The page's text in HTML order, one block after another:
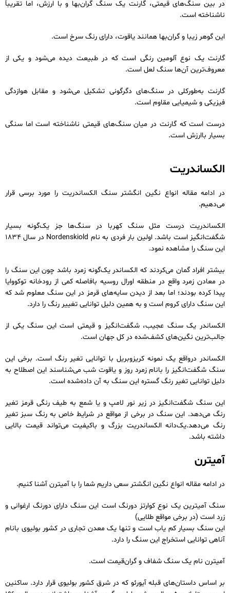
در بین سنگ‌های قیمتی، گارنت یک سنگ گران‌بها و با ارزش، اما تقریباً
ناشناخته است.
این گوهر زیبا و گران‌بها همانند یاقوت، دارای رنگ سرخ است.
گارنت یک نوع آلومین رنگی است که در طبیعت دیده می‌شود و یکی از
معروف‌ترین آن‌ها سنگ لعل است.
گارنت به‌طورکلی در سنگ‌های دگرگونی تشکیل می‌شود و مقابل هوازدگی
فیزیکی و شیمیایی مقاوم است.
درست است که گارنت در میان سنگ‌های قیمتی ناشناخته است اما سنگی
بسیار باارزش است.
الکساندریت
در ادامه مقاله انواع نگین انگشتر سنگ الکساندریت را مورد برسی قرار
می‌دهیم.
الکساندریت درست مثل سنگ کهربا در سنگ‌ها جز یک‌گونه بسیار
شگفت‌انگیز است باشد. اولین بار فردی به نام Nordenskiold در سال 1834
این سنگ را مشاهده نمود.
بیشتر افراد گمان می‌کردند که الکساندر یک‌گونه زمرد باشد چون این سنگ را
در معادن زمرد واقع در منطقه اورال روسیه بافاصله کمی از رودخانه توکووایا
پیدا کرده بودند؛ اما بعد از دیدن سایه‌های قرمز در این سنگ معلوم شد که
این سنگ دارای کروم است و به همین دلیل توانایی تغییر رنگ را دارد.
الکساندر یک سنگ عجیب، شگفت‌انگیز و قیمتی است این سنگ یکی از
جالب‌ترین نگین‌های کشف‌شده در کل جهان است.
الکساندر درواقع یک نمونه کریزوبریل با توانایی تغیر رنگ است. برخی این
سنگ شگفت‌انگیز را بانام زمرد روز و یاقوت شب می‌شناسند این اصطلاح به
دلیل توانایی تغیر رنگ گستره این سنگ به آن داده‌شده است.
این سنگ شگفت‌انگیز در زیر نور لامپ و یا شمع به طیف رنگی قرمز تغیر
رنگ می‌دهد. این سنگ در برخی از مواقع در شرایط خاص به رنگ سبز تغیر
رنگ می‌دهد.یک‌دانه الکساندریت بزرگ و باکیفیت می‌تواند قیمت بالایی
داشته باشد.
آمیترن
در ادامه مقاله انواع نگین انگشتر سعی داریم شما را با آمیترن آشنا کنیم.
سنگ آمیترین یک نوع کوارتز دورنگ است این سنگ دارای دورنگ ارغوانی و
زرد است (در برخی مواقع طلایی)
این سنگ بسیار کم یاب است و تنها یک معدن تجاری در کشور بولیوی بانام
آناهی توانایی استخراج این سنگ را دارد.
آمیترن نام یک سنگ شفاف و گران‌قیمت است.
بر اساس داستان‌های قبله آیورئو که در شرق کشور بولیوی قرار دارد. ساکنین